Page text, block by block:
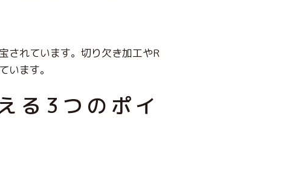
されています。切り欠き加工やR
ます。
る3つのポイ